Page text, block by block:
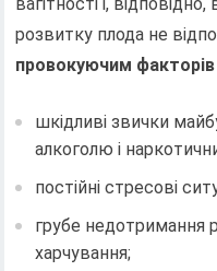
розвитку плода не
провокуючим
шкідливі звички
алкоголю і
постійні стресові
грубе недотримання
харчування;